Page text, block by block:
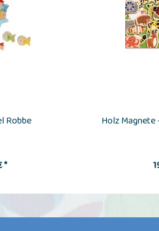
Robbe
*
Holz Magnete